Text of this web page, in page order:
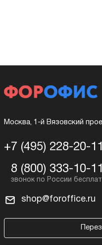
Москва, 1-й Вязовский
+7 (495) 228-20-11
8 (800) 333-10-11
shop@foroffice.ru